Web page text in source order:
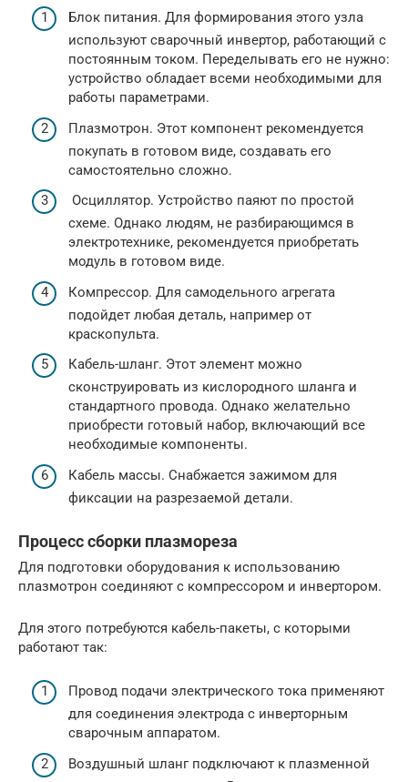
Блок питания. Для формирования этого узла
используют сварочный инвертор, работающий с
постоянным током. Переделывать его не нужно:
устройство обладает всеми необходимыми для
работы параметрами.
Плазмотрон. Этот компонент рекомендуется
покупать в готовом виде, создавать его
самостоятельно сложно.
Осциллятор. Устройство паяют по простой
схеме. Однако людям, не разбирающимся в
электротехнике, рекомендуется приобретать
модуль в готовом виде.
Компрессор. Для самодельного агрегата
подойдет любая деталь, например от
краскопульта.
Кабель-шланг. Этот элемент можно
сконструировать из кислородного шланга и
стандартного провода. Однако желательно
приобрести готовый набор, включающий все
необходимые компоненты.
Кабель массы. Снабжается зажимом для
фиксации на разрезаемой детали.
Процесс сборки плазмореза
Для подготовки оборудования к использованию
плазмотрон соединяют с компрессором и инвертором.
Для этого потребуются кабель-пакеты, с которыми
работают так:
Провод подачи электрического тока применяют
для соединения электрода с инверторным
сварочным аппаратом.
Воздушный шланг подключают к плазменной